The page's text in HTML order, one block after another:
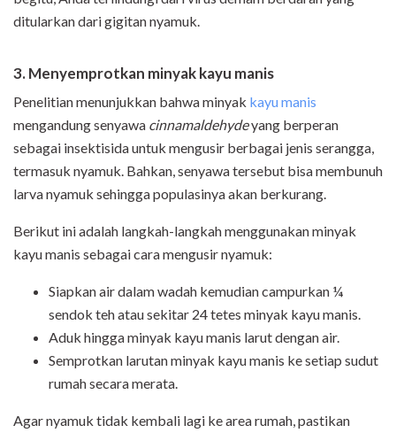
ditularkan dari gigitan nyamuk.
3. Menyemprotkan minyak kayu manis
Penelitian menunjukkan bahwa minyak kayu manis
mengandung senyawa cinnamaldehydeyang berperan
sebagai insektisida untuk mengusir berbagai jenis serangga,
termasuk nyamuk. Bahkan, senyawa tersebut bisa membunuh
larva nyamuk sehingga populasinya akan berkurang.
Berikut ini adalah langkah-langkah menggunakan minyak
kayu manis sebagai cara mengusir nyamuk:
Siapkan air dalam wadah kemudian campurkan ¼
sendok teh atau sekitar 24 tetes minyak kayu manis.
Aduk hingga minyak kayu manis larut dengan air.
Semprotkan larutan minyak kayu manis ke setiap sudut
rumah secara merata.
Agar nyamuk tidak kembali lagi ke area rumah, pastikan